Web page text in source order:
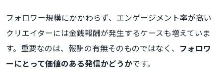
フォロワー規模にかかわらず、エンゲージメント率が高い
クリエイターには金銭報酬が発生するケースも増えていま
す。重要なのは、報酬の有無そのものではなく、 フォロワ
ーにとって価値のある発信かどうかです。